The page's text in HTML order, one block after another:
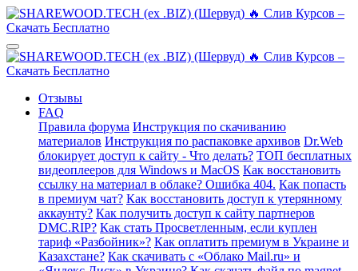
Отзывы
FAQ
Правила форума Инструкция по скачиванию
материалов Инструкция по распаковке архивов Dr.Web
блокирует доступ к сайту - Что делать? ТОП бесплатных
видеоплееров для Windows и MacOS Как восстановить
ссылку на материал в облаке? Ошибка 404. Как попасть
в премиум чат? Как восстановить доступ к утерянному
аккаунту? Как получить доступ к сайту партнеров
DMC.RIP? Как стать Просветленным, если куплен
тариф «Разбойник»? Как оплатить премиум в Украине и
Казахстане? Как скачивать с «Облако Mail.ru» и